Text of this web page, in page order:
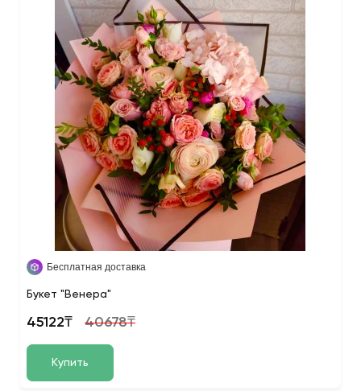
Бесплатная доставка
Букет "Венера"
45122₸ 40678₸
Купить